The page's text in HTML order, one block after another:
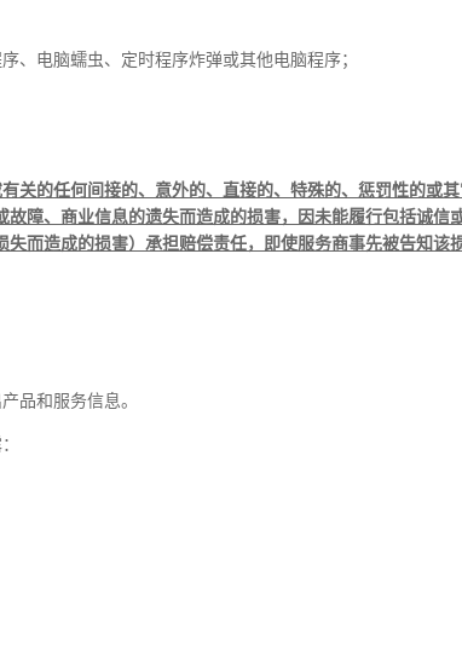
、电脑蠕虫、定时程序炸弹或其他电脑程序；
关的任何间接的、意外的、直接的、特殊的、惩罚性的或
障、商业信息的遗失而造成的损害，因未能履行包括诚信
而造成的损害）承担赔偿责任，即使服务商事先被告知该
品和服务信息。